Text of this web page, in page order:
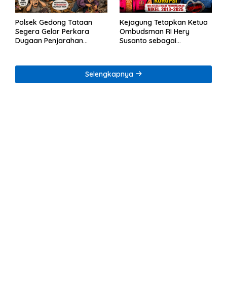
Polsek Gedong Tataan
Segera Gelar Perkara
Dugaan Penjarahan
Kejagung Tetapkan Ketua
Ombudsman RI Hery
Susanto sebagai
Tambang Nikel
Selengkapnya